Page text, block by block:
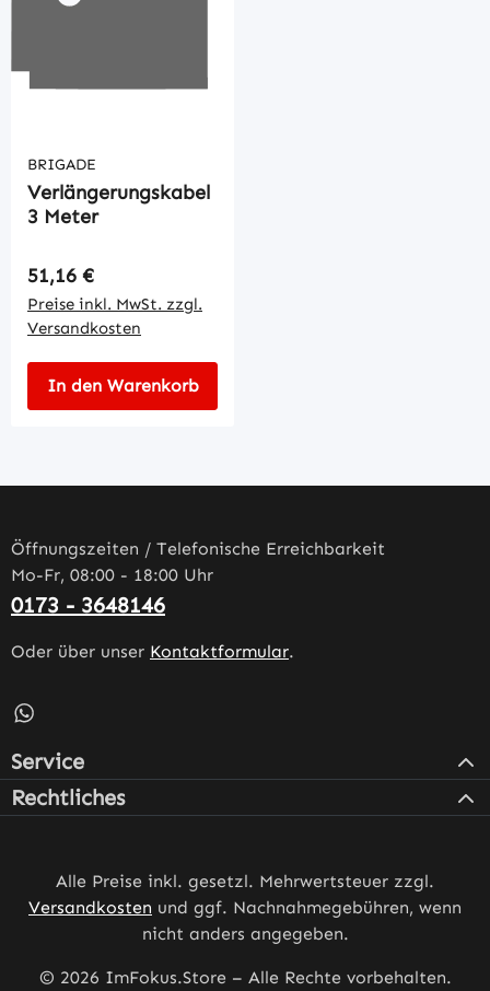
BRIGADE
Verlängerungskabel
3 Meter
Regulärer Preis:
51,16 €
Preise inkl. MwSt. zzgl.
Versandkosten
In den Warenkorb
Öffnungszeiten / Telefonische Erreichbarkeit
Mo-Fr, 08:00 - 18:00 Uhr
0173 - 3648146
Oder über unser Kontaktformular.
Schreib uns auf WhatsApp – öffnet in neuem Tab
Service
Rechtliches
Alle Preise inkl. gesetzl. Mehrwertsteuer zzgl.
Versandkosten und ggf. Nachnahmegebühren, wenn
nicht anders angegeben.
© 2026 ImFokus.Store – Alle Rechte vorbehalten.